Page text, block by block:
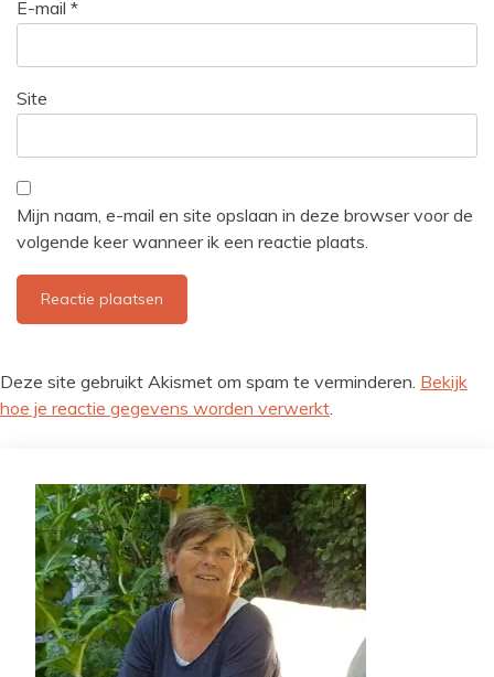
E-mail *
Site
Mijn naam, e-mail en site opslaan in deze browser voor de
volgende keer wanneer ik een reactie plaats.
Deze site gebruikt Akismet om spam te verminderen. Bekijk
hoe je reactie gegevens worden verwerkt